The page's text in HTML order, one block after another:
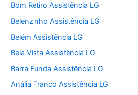
Bom Retiro Assistência LG
Belenzinho Assistência LG
Belém Assistência LG
Bela Vista Assistência LG
Barra Funda Assistência LG
Anália Franco Assistência LG